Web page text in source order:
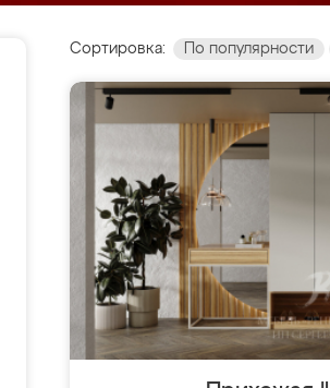
Сортировка: По популярности